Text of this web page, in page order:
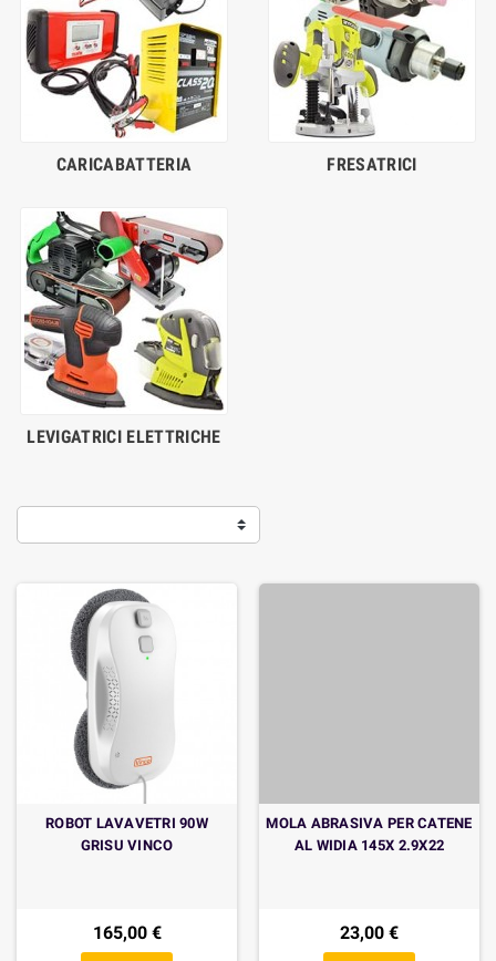
CARICABATTERIA FRESATRICI
LEVIGATRICI ELETTRICHE
ROBOT LAVAVETRI 90W
GRISU VINCO
165,00 €
MOLA ABRASIVA PER CATENE
AL WIDIA 145X 2.9X22
23,00 €